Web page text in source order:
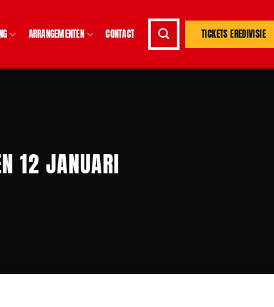
ARRANGEMENTEN CONTACT TICKETS EREDIVISIE
12 JANUARI